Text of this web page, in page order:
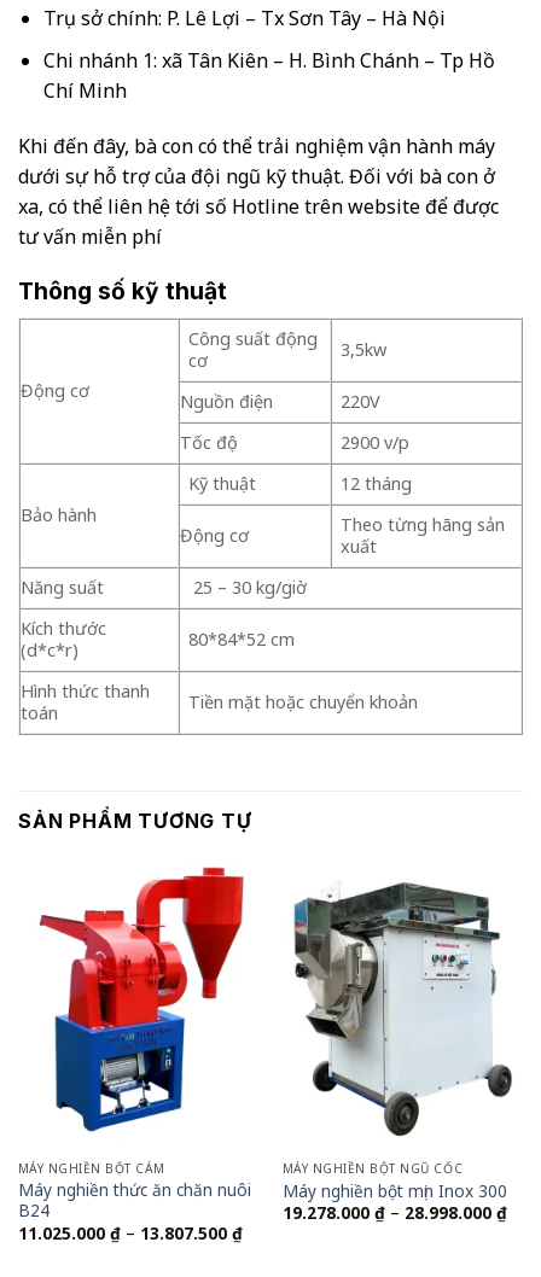
Trụ sở chính: P. Lê Lợi – Tx Sơn Tây – Hà Nội
Chi nhánh 1: xã Tân Kiên – H. Bình Chánh – Tp Hồ
Chí Minh
Khi đến đây, bà con có thể trải nghiệm vận hành máy
dưới sự hỗ trợ của đội ngũ kỹ thuật. Đối với bà con ở
xa, có thể liên hệ tới số Hotline trên website để được
tư vấn miễn phí
Thông số kỹ thuật
Động cơ
Công suất động
cơ
3,5kw
Nguồn điện
220V
Tốc độ
2900 v/p
Bảo hành
Kỹ thuật 12 tháng
Động cơ
Theo từng hãng sản
xuất
Năng suất
25 – 30 kg/giờ
Kích thước
(d*c*r)
80*84*52 cm
Hình thức thanh
toán
Tiền mặt hoặc chuyển khoản
SẢN PHẨM TƯƠNG TỰ
MÁY NGHIỀN BỘT CÁM
Máy nghiền thức ăn chăn nuôi
B24
11.025.000 ₫ – 13.807.500 ₫Khoảng
giá:
MÁY NGHIỀN BỘT NGŨ CỐC
Máy nghiền bột mịn Inox 300
19.278.000 ₫ – 28.998.000 ₫
giá: